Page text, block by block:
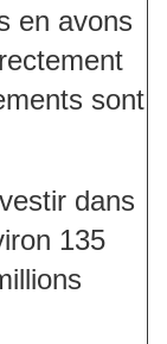
en avons
sont
dans
135